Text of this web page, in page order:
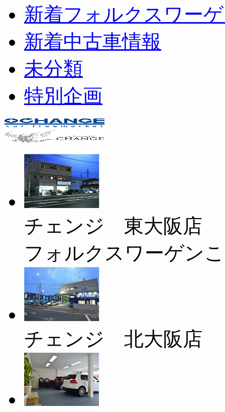
新着フォルクスワー
新着中古車情報
未分類
特別企画
チェンジ 東大阪店
フォルクスワーゲン
チェンジ 北大阪店